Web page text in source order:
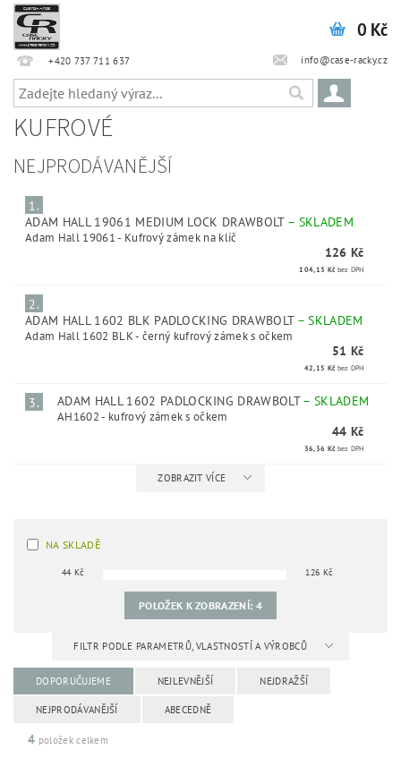
+420 737 711 637 info@case-racky.cz
0 Kč
KUFROVÉ
NEJPRODÁVANĚJŠÍ
1.
ADAM HALL 19061 MEDIUM LOCK DRAWBOLT – SKLADEM
Adam Hall 19061 - Kufrový zámek na klíč
126 Kč
104,13 Kč bez DPH
2.
ADAM HALL 1602 BLK PADLOCKING DRAWBOLT –SKLADEM
Adam Hall 1602 BLK - černý kufrový zámek s očkem
51 Kč
42,15 Kč bez DPH
3. ADAM HALL 1602 PADLOCKING DRAWBOLT– SKLADEM
AH1602 - kufrový zámek s očkem
44 Kč
36,36 Kč bez DPH
ZOBRAZIT VÍCE
NA SKLADĚ
44Kč 126 Kč
POLOŽEK K ZOBRAZENÍ: 4
FILTR PODLE PARAMETRŮ, VLASTNOSTÍ A VÝROBCŮ
DOPORUČUJEME NEJLEVNĚJŠÍ NEJDRAŽŠÍ
NEJPRODÁVANĚJŠÍ ABECEDNĚ
4 položek celkem